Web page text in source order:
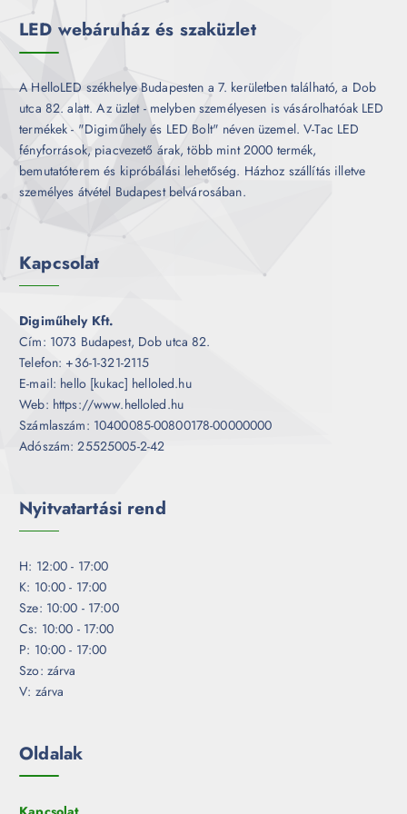
LED webáruház és szaküzlet
A HelloLED székhelye Budapesten a 7. kerületben található, a Dob
utca 82. alatt. Az üzlet - melyben személyesen is vásárolhatóak LED
termékek - "Digiműhely és LED Bolt" néven üzemel. V-Tac LED
fényforrások, piacvezető árak, több mint 2000 termék,
bemutatóterem és kipróbálási lehetőség. Házhoz szállítás illetve
személyes átvétel Budapest belvárosában.
Kapcsolat
Digiműhely Kft.
Cím: 1073 Budapest, Dob utca 82.
Telefon: +36-1-321-2115
E-mail: hello [kukac] helloled.hu
Web: https://www.helloled.hu
Számlaszám: 10400085-00800178-00000000
Adószám: 25525005-2-42
Nyitvatartási rend
H: 12:00 - 17:00
K: 10:00 - 17:00
Sze: 10:00 - 17:00
Cs: 10:00 - 17:00
P: 10:00 - 17:00
Szo: zárva
V: zárva
Oldalak